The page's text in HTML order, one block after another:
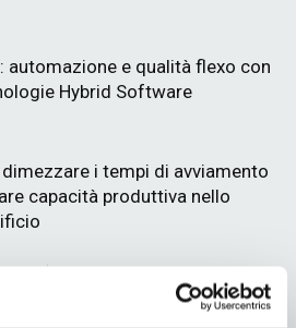
automazione e qualità flexo con
Hybrid Software
i tempi di avviamento
capacità produttiva nello